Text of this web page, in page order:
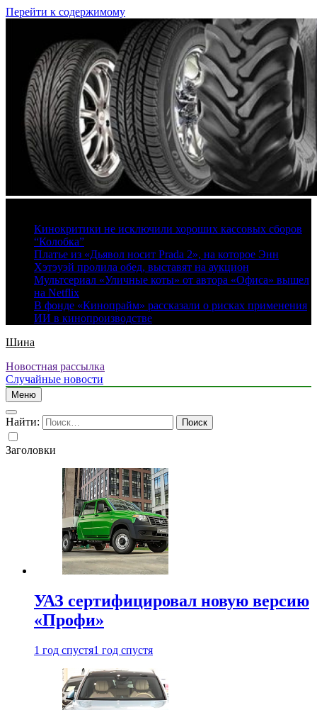
Перейти к содержимому
Кинокритики не исключили хороших кассовых сборов
“Колобка”
Платье из «Дьявол носит Prada 2», на которое Энн
Хэтэуэй пролила обед, выставят на аукцион
Мультсериал «Уличные коты» от автора «Офиса» вышел
на Netflix
В фонде «Кинопрайм» рассказали о рисках применения
ИИ в кинопроизводстве
Шина
Новостная рассылка
Случайные новости
Меню
Найти:
Заголовки
УАЗ сертифицировал новую версию
«Профи»
1 год спустя1 год спустя